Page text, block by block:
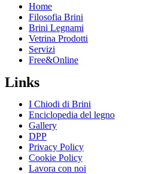
Home
Filosofia Brini
Brini Legnami
Vetrina Prodotti
Servizi
Free&Online
Links
I Chiodi di Brini
Enciclopedia del legno
Gallery
DPP
Privacy Policy
Cookie Policy
Lavora con noi